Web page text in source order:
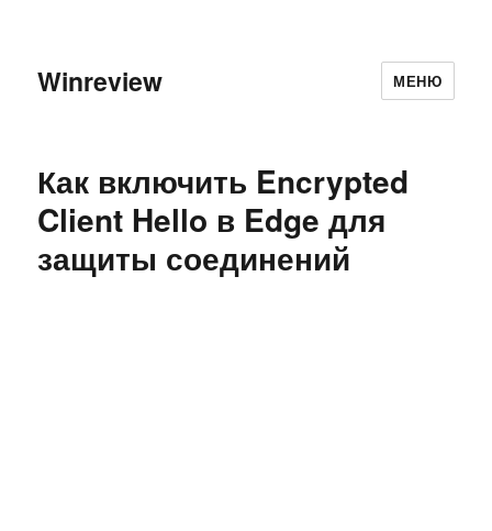
Winreview МЕНЮ
Как включить Encrypted
Client Hello в Edge для
защиты соединений